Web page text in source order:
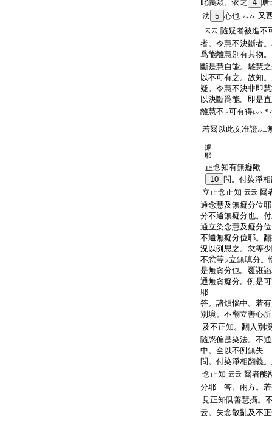
此義歟。依之 4 唐
法 5 心也 云云 又
云云 隨疑者被進不
者。令慧不決斷者
爲能離慧別有其物
斷是慧自能。離慧
以不可有之。故知
疑。令慧不決非即
以決斷爲能。即是
離慧不 ト 可有得レハ
若爾以此文准證ルニ
據
耶
正念知有無癡歟
10 問。付染淨
立正念正知 云云 爾
通念慧及無癡分位
分不通無癡分也。
通立染念慧及癡分
不通無癡分位耶。
況以例思之。忿等
不忿等ヲ 立無嗔分。
是無貪分也。覆誑諂
通無貪癡分。例是
耶
答。諸煩惱中。若
別境。不翻立善心
及不正知。翻入別
隨惑偏是染法。不
中。全以不例無失
問。付染淨相翻義
念正知 云云 爾者能
分耶 答。兩方。若
見正知倶善慧攝。
云。失念散亂及不